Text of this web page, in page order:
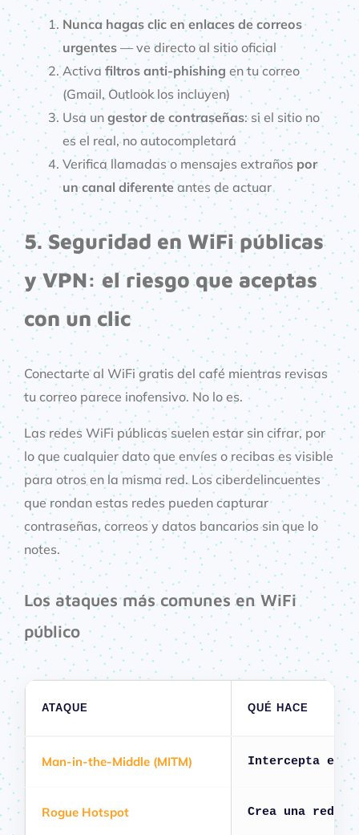
Nunca hagas clic en enlaces de correos
urgentes— ve directo al sitio oficial
Activa filtros anti-phishing en tu correo
(Gmail, Outlook los incluyen)
Usa un gestor de contraseñas: si el sitio no
es el real, no autocompletará
Verifica llamadas o mensajes extraños por
un canal diferenteantes de actuar
5. Seguridad en WiFi públicas
y VPN: el riesgo que aceptas
con un clic
Conectarte al WiFi gratis del café mientras revisas
tu correo parece inofensivo. No lo es.
Las redes WiFi públicas suelen estar sin cifrar, por
lo que cualquier dato que envíes o recibas es visible
para otros en la misma red. Los ciberdelincuentes
que rondan estas redes pueden capturar
contraseñas, correos y datos bancarios sin que lo
notes.
Los ataques más comunes en WiFi
público
ATAQUE QUÉ HACE
Man-in-the-Middle (MITM) Intercepta el
Rogue Hotspot Crea una red